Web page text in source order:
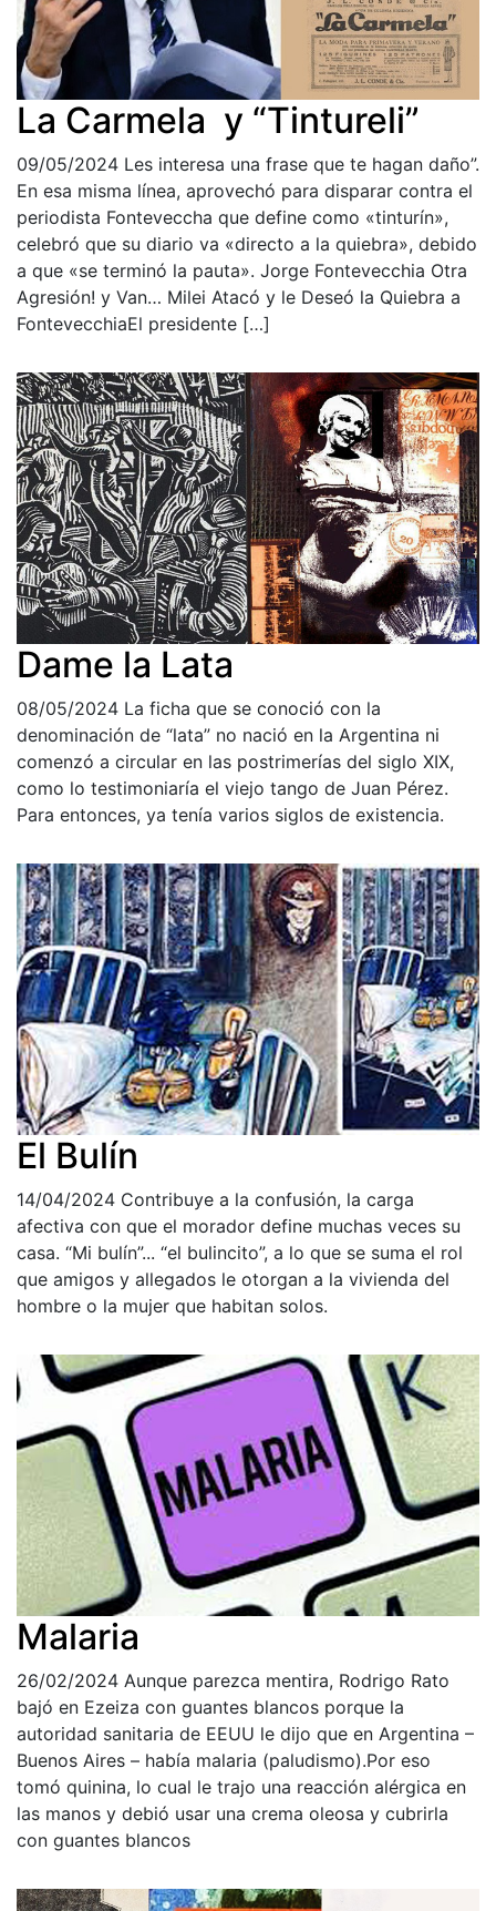
La Carmela y “Tintureli”
09/05/2024 Les interesa una frase que te hagan daño”.
En esa misma línea, aprovechó para disparar contra el
periodista Fonteveccha que define como «tinturín»,
celebró que su diario va «directo a la quiebra», debido
a que «se terminó la pauta». Jorge Fontevecchia Otra
Agresión! y Van… Milei Atacó y le Deseó la Quiebra a
FontevecchiaEl presidente […]
Dame la Lata
08/05/2024 La ficha que se conoció con la
denominación de “lata” no nació en la Argentina ni
comenzó a circular en las postrimerías del siglo XIX,
como lo testimoniaría el viejo tango de Juan Pérez.
Para entonces, ya tenía varios siglos de existencia.
El Bulín
14/04/2024 Contribuye a la confusión, la carga
afectiva con que el morador define muchas veces su
casa. “Mi bulín”... “el bulincito”, a lo que se suma el rol
que amigos y allegados le otorgan a la vivienda del
hombre o la mujer que habitan solos.
Malaria
26/02/2024 Aunque parezca mentira, Rodrigo Rato
bajó en Ezeiza con guantes blancos porque la
autoridad sanitaria de EEUU le dijo que en Argentina –
Buenos Aires – había malaria (paludismo).Por eso
tomó quinina, lo cual le trajo una reacción alérgica en
las manos y debió usar una crema oleosa y cubrirla
con guantes blancos